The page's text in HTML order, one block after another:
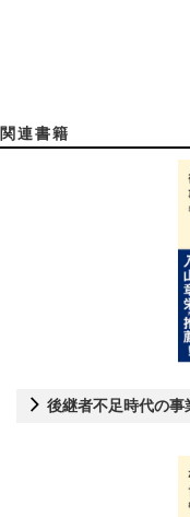
関連書籍
後継者不足時代の